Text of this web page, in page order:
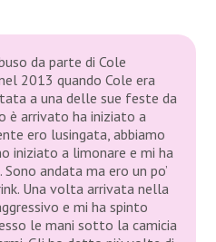
da parte di Cole
2013 quando Cole era
a una delle sue feste da
è arrivato ha iniziato a
ero lusingata, abbiamo
iniziato a limonare e mi ha
andata ma ero un po’
Una volta arrivata nella
e mi ha spinto
le mani sotto la camicia